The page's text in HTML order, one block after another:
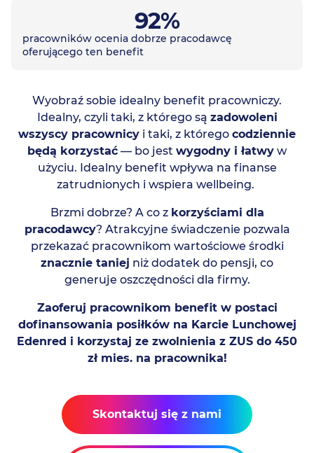
92%
pracowników ocenia dobrze pracodawcę
oferującego ten benefit
Wyobraź sobie idealny benefit pracowniczy.
Idealny, czyli taki, z którego są zadowoleni
wszyscy pracownicy i taki, z którego codziennie
będą korzystać — bo jest wygodny i łatwy w
użyciu. Idealny benefit wpływa na finanse
zatrudnionych i wspiera wellbeing.
Brzmi dobrze? A co z korzyściami dla
pracodawcy? Atrakcyjne świadczenie pozwala
przekazać pracownikom wartościowe środki
znacznie taniej niż dodatek do pensji, co
generuje oszczędności dla firmy.
Zaoferuj pracownikom benefit w postaci
dofinansowania posiłków na Karcie Lunchowej
Edenred i korzystaj ze zwolnienia z ZUS do 450
zł mies. na pracownika!
Skontaktuj się z nami